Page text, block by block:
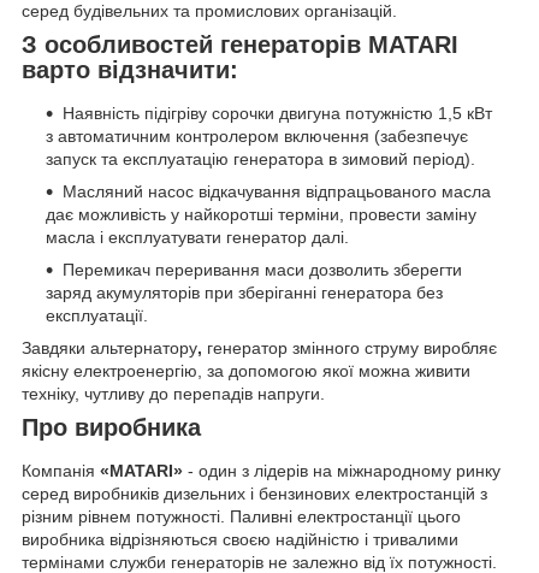
серед будівельних та промислових організацій.
З особливостей генераторів MATARI
варто відзначити:
Наявність підігріву сорочки двигуна потужністю 1,5 кВт
з автоматичним контролером включення (забезпечує
запуск та експлуатацію генератора в зимовий період).
Масляний насос відкачування відпрацьованого масла
дає можливість у найкоротші терміни, провести заміну
масла і експлуатувати генератор далі.
Перемикач переривання маси дозволить зберегти
заряд акумуляторів при зберіганні генератора без
експлуатації.
Завдяки альтернатору, генератор змінного струму виробляє
якісну електроенергію, за допомогою якої можна живити
техніку, чутливу до перепадів напруги.
Про виробника
Компанія «MATARI» - один з лідерів на міжнародному ринку
серед виробників дизельних і бензинових електростанцій з
різним рівнем потужності. Паливні електростанції цього
виробника відрізняються своєю надійністю і тривалими
термінами служби генераторів не залежно від їх потужності.